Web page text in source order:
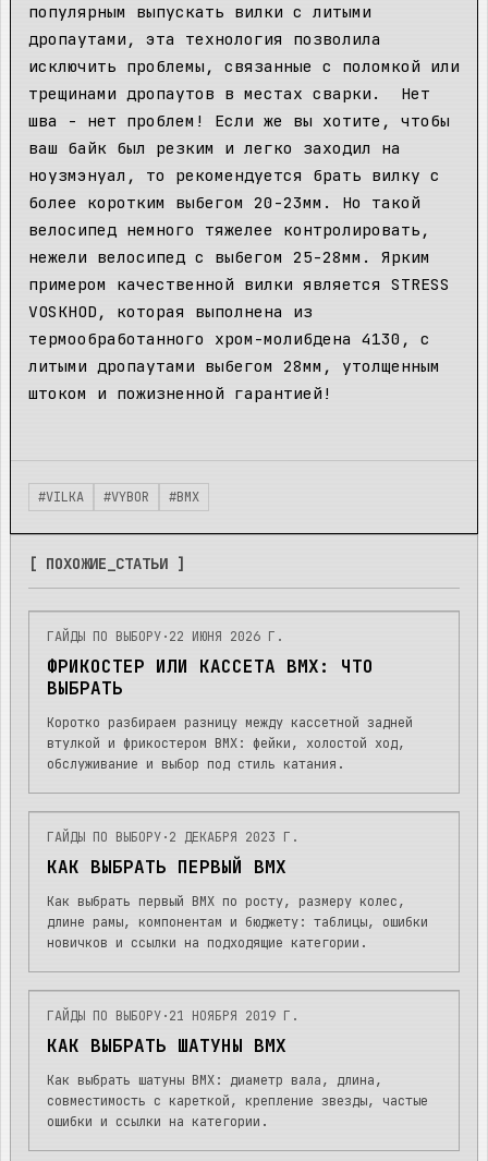
популярным выпускать вилки с литыми
дропаутами, эта технология позволила
исключить проблемы, связанные с поломкой или
трещинами дропаутов в местах сварки. Нет
шва - нет проблем! Если же вы хотите, чтобы
ваш байк был резким и легко заходил на
ноузмэнуал, то рекомендуется брать вилку с
более коротким выбегом 20-23мм. Но такой
велосипед немного тяжелее контролировать,
нежели велосипед с выбегом 25-28мм. Ярким
примером качественной вилки является STRESS
VOSKHOD, которая выполнена из
термообработанного хром-молибдена 4130, с
литыми дропаутами выбегом 28мм, утолщенным
штоком и пожизненной гарантией!
#VILKA #VYBOR #BMX
[ ПОХОЖИЕ_СТАТЬИ ]
ГАЙДЫ ПО ВЫБОРУ·22 ИЮНЯ 2026 Г.
ФРИКОСТЕР ИЛИ КАССЕТА BMX: ЧТО
ВЫБРАТЬ
Коротко разбираем разницу между кассетной задней
втулкой и фрикостером BMX: фейки, холостой ход,
обслуживание и выбор под стиль катания.
ГАЙДЫ ПО ВЫБОРУ·2 ДЕКАБРЯ 2023 Г.
КАК ВЫБРАТЬ ПЕРВЫЙ BMX
Как выбрать первый BMX по росту, размеру колес,
длине рамы, компонентам и бюджету: таблицы, ошибки
новичков и ссылки на подходящие категории.
ГАЙДЫ ПО ВЫБОРУ·21 НОЯБРЯ 2019 Г.
КАК ВЫБРАТЬ ШАТУНЫ BMX
Как выбрать шатуны BMX: диаметр вала, длина,
совместимость с кареткой, крепление звезды, частые
ошибки и ссылки на категории.